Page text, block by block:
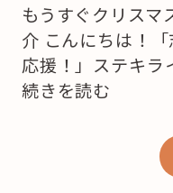
もうすぐクリスマ
介 こんにちは！
応援！」ステキ
“【志
続きを読む